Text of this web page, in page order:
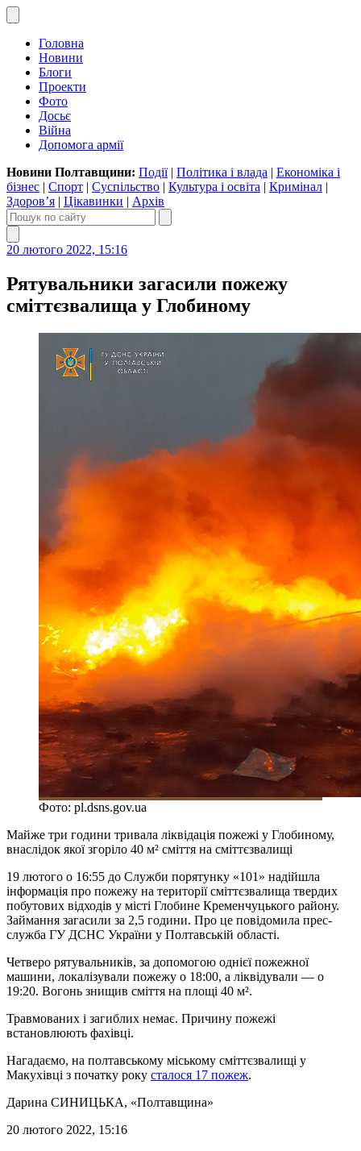
Головна
Новини
Блоги
Проекти
Фото
Досьє
Війна
Допомога армії
Новини Полтавщини: Події| Політика і влада | Економіка і
бізнес | Спорт | Суспільство | Культура і освіта | Кримінал |
Здоров’я | Цікавинки | Архів
20 лютого 2022, 15:16
Рятувальники загасили пожежу
сміттєзвалища у Глобиному
Фото: pl.dsns.gov.ua
Майже три години тривала ліквідація пожежі у Глобиному,
внаслідок якої згоріло 40 м² сміття на сміттєзвалищі
19 лютого о 16:55 до Служби порятунку «101» надійшла
інформація про пожежу на території сміттєзвалища твердих
побутових відходів у місті Глобине Кременчуцького району.
Займання загасили за 2,5 години. Про це повідомила прес-
служба ГУ ДСНС України у Полтавській області.
Четверо рятувальників, за допомогою однієї пожежної
машини, локалізували пожежу о 18:00, а ліквідували — о
19:20. Вогонь знищив сміття на площі 40 м².
Травмованих і загиблих немає. Причину пожежі
встановлюють фахівці.
Нагадаємо, на полтавському міському сміттєзвалищі у
Макухівці з початку року сталося 17 пожеж.
Дарина СИНИЦЬКА, «Полтавщина»
20 лютого 2022, 15:16